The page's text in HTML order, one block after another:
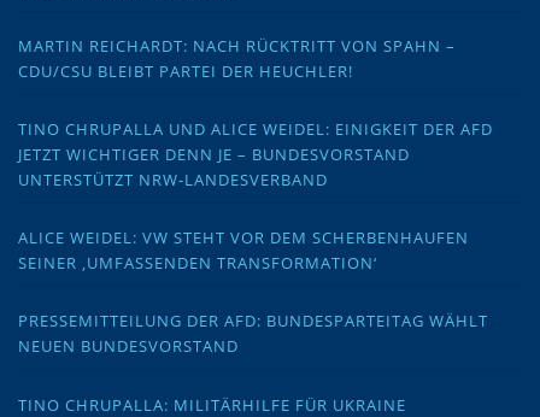
MARTIN REICHARDT: NACH RÜCKTRITT VON SPAHN –
CDU/CSU BLEIBT PARTEI DER HEUCHLER!
TINO CHRUPALLA UND ALICE WEIDEL: EINIGKEIT DER AFD
JETZT WICHTIGER DENN JE – BUNDESVORSTAND
UNTERSTÜTZT NRW-LANDESVERBAND
ALICE WEIDEL: VW STEHT VOR DEM SCHERBENHAUFEN
SEINER ‚UMFASSENDEN TRANSFORMATION‘
PRESSEMITTEILUNG DER AFD: BUNDESPARTEITAG WÄHLT
NEUEN BUNDESVORSTAND
TINO CHRUPALLA: MILITÄRHILFE FÜR UKRAINE